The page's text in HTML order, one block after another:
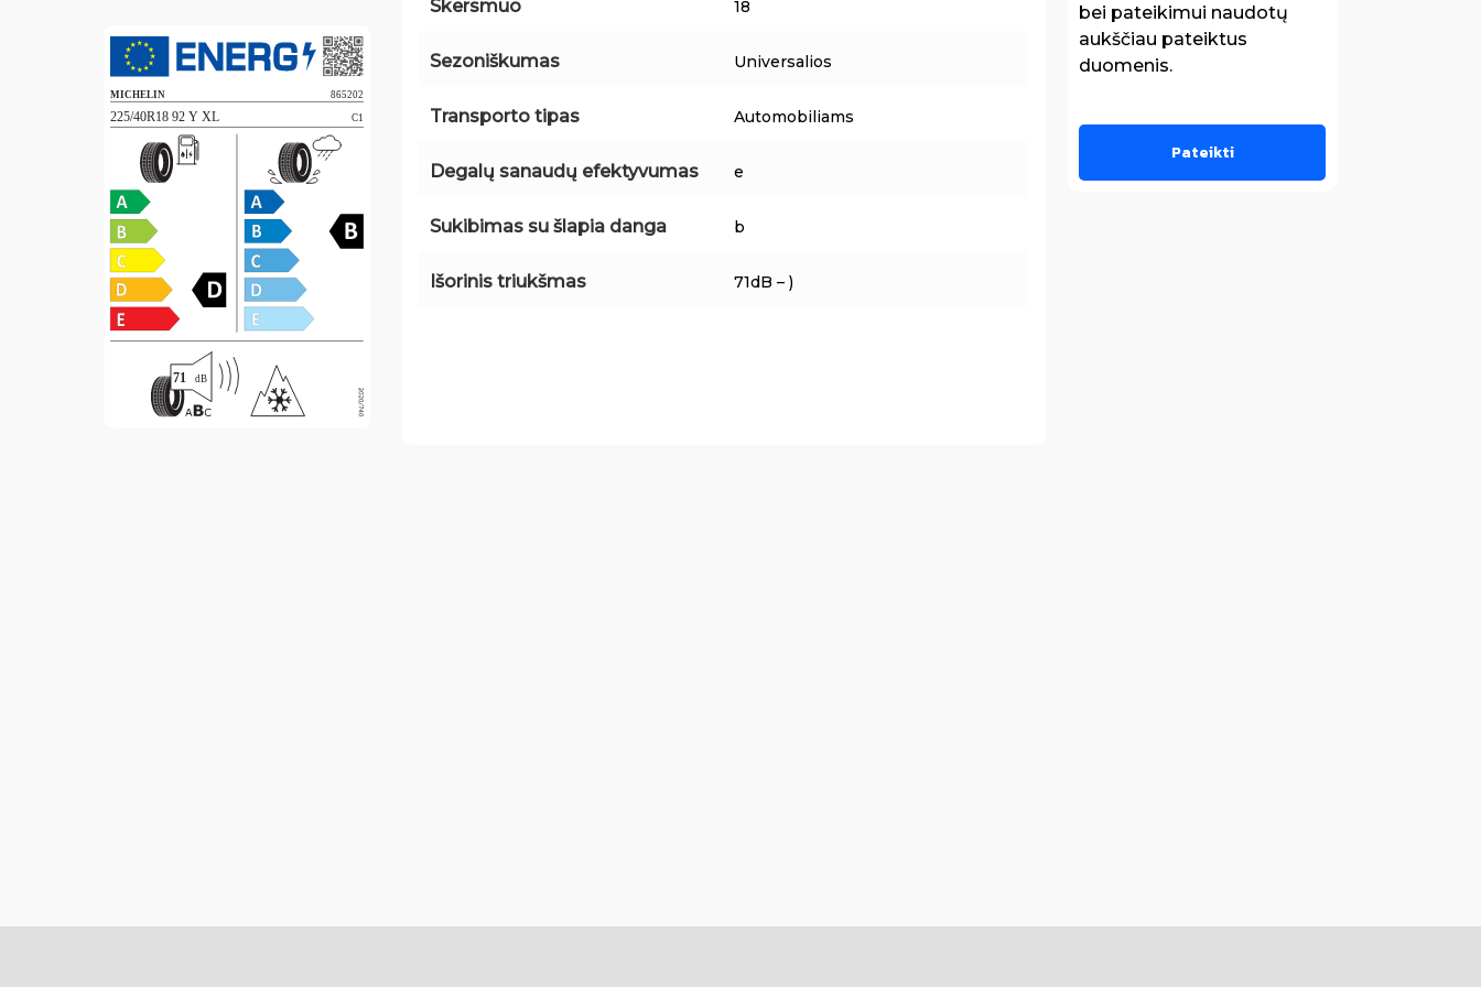
Skersmuo 18
Sezoniškumas Universalios
Transporto tipas Automobiliams
Degalų sanaudų efektyvumas e
Sukibimas su šlapia danga b
Išorinis triukšmas 71dB – )
bei pateikimui naudotų
aukščiau pateiktus
duomenis.